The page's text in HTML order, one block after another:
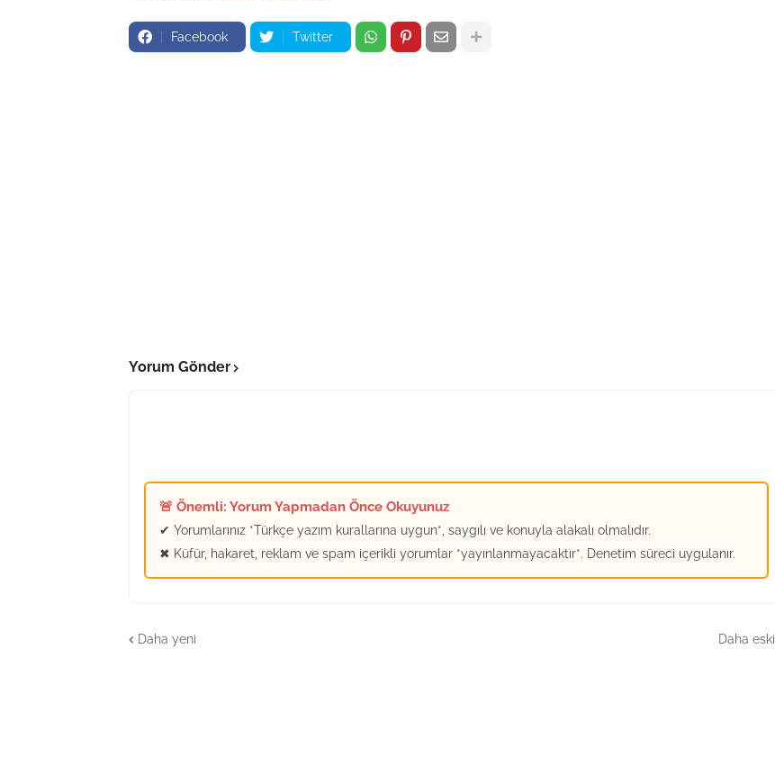
Facebook Twitter
Yorum Gönder
🚨 Önemli: Yorum Yapmadan Önce Okuyunuz
✔ Yorumlarınız *Türkçe yazım kurallarına uygun*, saygılı ve konuyla alakalı olmalıdır.
✖ Küfür, hakaret, reklam ve spam içerikli yorumlar *yayınlanmayacaktır*. Denetim süreci uygulanır.
Daha yeni Daha eski